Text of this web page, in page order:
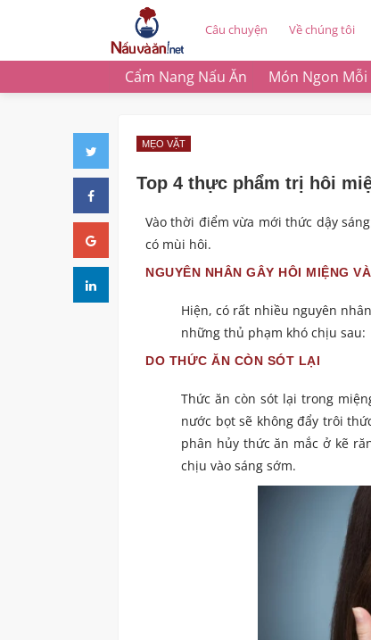
Câu chuyện Về chúng tôi
Cẩm Nang Nấu Ăn Món Ngon Mỗi
MẸO VẶT
Top 4 thực phẩm trị hôi
Vào thời điểm vừa mới thức dậy
có mùi hôi.
NGUYÊN NHÂN GÂY HÔI MIỆNG
Hiện, có rất nhiều nguyên
những thủ phạm khó chịu sau:
DO THỨC ĂN CÒN SÓT LẠI
Thức ăn còn sót lại trong
nước bọt sẽ không đẩy trôi
phân hủy thức ăn mắc ở kẽ
chịu vào sáng sớm.